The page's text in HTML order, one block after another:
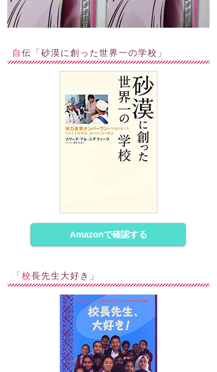
自伝「砂漠に創った世界一の学校」
Amazonで確認する
「校長先生大好き」